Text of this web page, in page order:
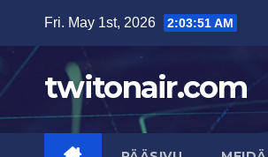
content
Fri. May 1st, 2026 2:03:52 AM
twitonair.com